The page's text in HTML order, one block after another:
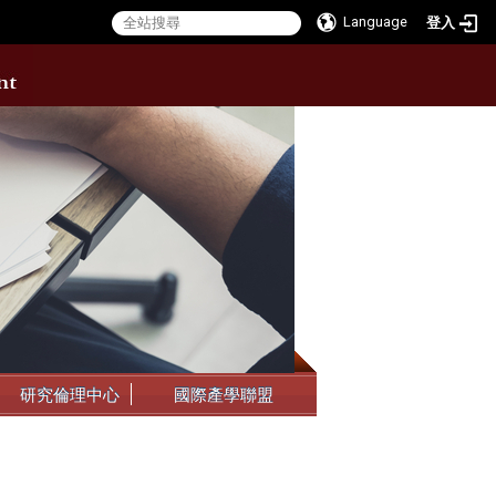
Language 登入
研究倫理中心 國際產學聯盟